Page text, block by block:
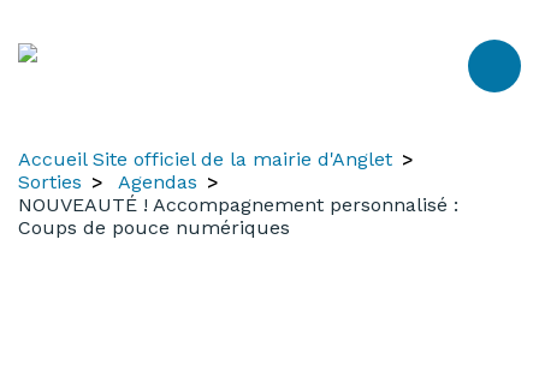
Accueil Site officiel de la mairie d'Anglet
Sorties
Agendas
NOUVEAUTÉ ! Accompagnement personnalisé :
Coups de pouce numériques